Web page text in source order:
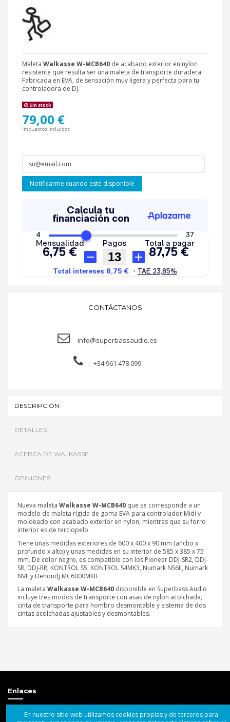
Maleta Walkasse W-MCB640 de acabado exterior en nylon
resistente que resulta ser una maleta de transporte duradera.
Fabricada en EVA, de sensación muy ligera y perfecta para tu
controladora de DJ.
Sin stock
79,00 €
Impuestos incluidos
Notificarme cuando esté disponible
CONTÁCTANOS
info@superbassaudio.es
+34 961 478 099
DESCRIPCIÓN
DETALLES
ACERCA DE WALKASSE
OPINIONES
Nueva maleta Walkasse W-MCB640 que se corresponde a un
modelo de maleta rígida de goma EVA para controlador Midi y
moldeado con acabado exterior en nylon, mientras que su forro
interior es de terciopelo.
Tiene unas medidas exteriores de 600 x 400 x 90 mm (ancho x
profundo x alto) y unas medidas en su interior de 585 x 385 x 75
mm. De color negro, es compatible con los Pioneer DDJ-SR2, DDJ-
SR, DDJ-RR, KONTROL S5, KONTROL S4MK3, Numark NS6II, Numark
NVII y Denondj MC6000MKII.
La maleta Walkasse W-MCB640 disponible en Superbass Audio
incluye tres modos de transporte con asas de nylon acolchada,
cinta de transporte para hombro desmontable y sistema de dos
cintas acolchadas ajustables y desmontables.
Enlaces
Catálogo
En nuestro sitio web utilizamos cookies propias y de terceros para